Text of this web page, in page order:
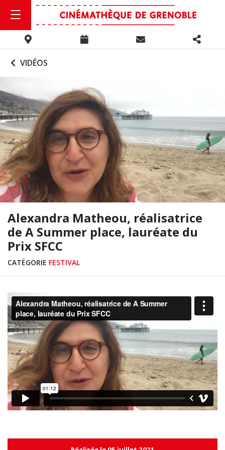
VIDÉOS
Alexandra Matheou, réalisatrice
de A Summer place, lauréate du
Prix SFCC
CATÉGORIE FESTIVAL